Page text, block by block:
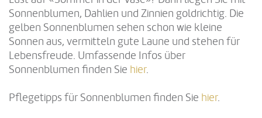
Sonnenblumen, Dahlien und Zinnien goldrichtig. Die
gelben Sonnenblumen sehen schon wie kleine
Sonnen aus, vermitteln gute Laune und stehen für
Lebensfreude. Umfassende Infos über
Sonnenblumen finden Sie hier.
Pflegetipps für Sonnenblumen finden Sie hier.